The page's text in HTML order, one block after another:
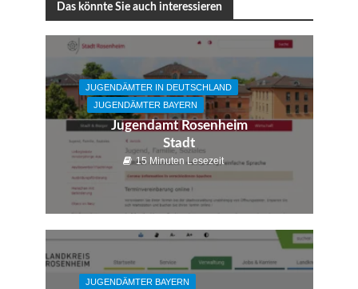
Das könnte Sie auch interessieren
JUGENDÄMTER IN DEUTSCHLAND
JUGENDÄMTER BAYERN
Jugendamt Rosenheim
Stadt
15 Minuten Lesezeit
JUGENDÄMTER BAYERN